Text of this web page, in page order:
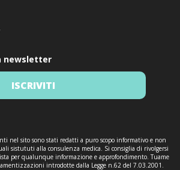
newsletter
ISCRIVITI
nel sito sono stati redatti a puro scopo informativo e non
sistututi alla consulenza medica. Si consiglia di rivolgersi
per qualunque informazione e approfondimento. Tuame
introdotte dalla Legge n.62 del 7.03.2001.